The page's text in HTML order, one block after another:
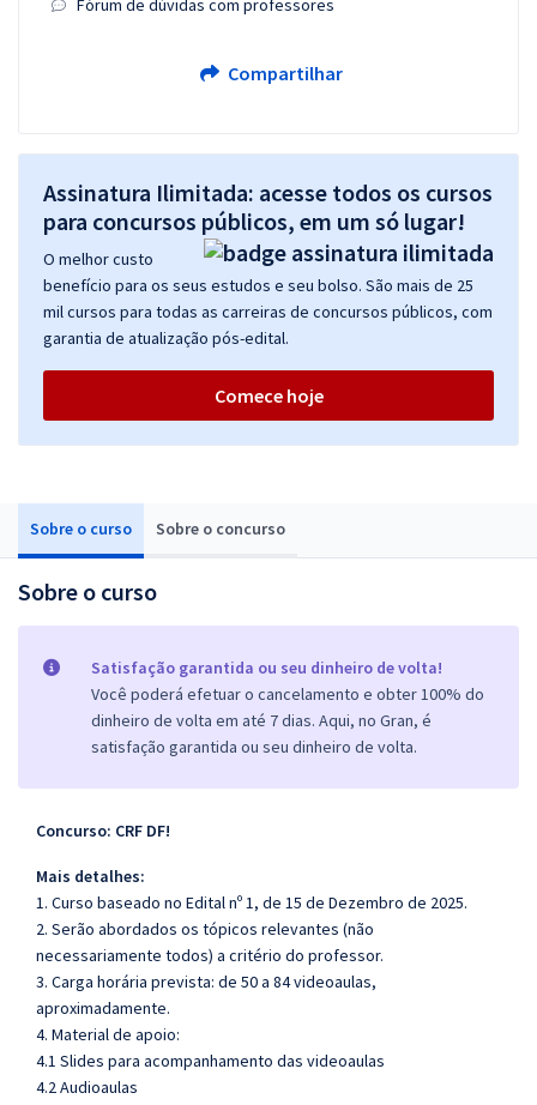
Sobre o curso Sobre o concurso
Sobre o curso
Satisfação garantida ou seu dinheiro de volta!
Você poderá efetuar o cancelamento e obter 100% do
dinheiro de volta em até 7 dias. Aqui, no Gran, é
satisfação garantida ou seu dinheiro de volta.
Concurso: CRF DF!
Mais detalhes:
1. Curso baseado no Edital nº 1, de 15 de Dezembro de 2025.
2. Serão abordados os tópicos relevantes (não
necessariamente todos) a critério do professor.
3. Carga horária prevista: de 50 a 84 videoaulas,
aproximadamente.
4. Material de apoio:
4.1 Slides para acompanhamento das videoaulas
4.2 Audioaulas
Fórum de dúvidas com professores
Compartilhar
Assinatura Ilimitada: acesse todos os cursos
para concursos públicos, em um só lugar!
O melhor custo
benefício para os seus estudos e seu bolso. São mais de 25
mil cursos para todas as carreiras de concursos públicos, com
garantia de atualização pós-edital.
Comece hoje